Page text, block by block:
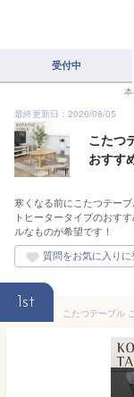
受付中
最終更新日：2026/08/05
こたつ
おすす
寒くなる前にこたつテー
トヒータータイプのおす
ルなものが希望です！
1st